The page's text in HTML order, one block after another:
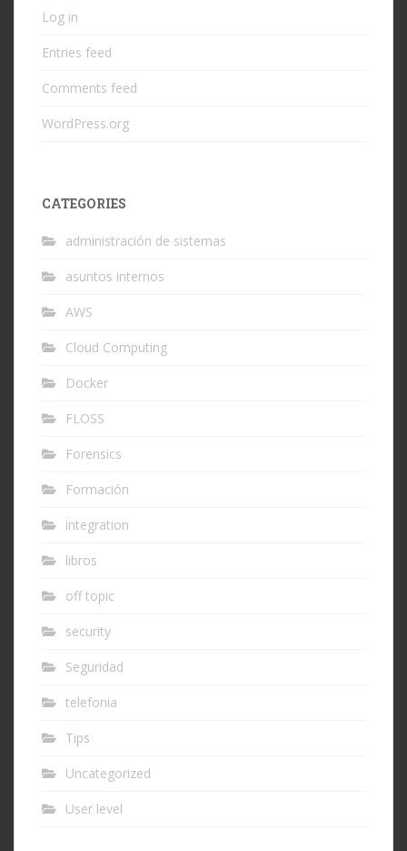
Log in
Entries feed
Comments feed
WordPress.org
CATEGORIES
administración de sistemas
asuntos internos
AWS
Cloud Computing
Docker
FLOSS
Forensics
Formación
integration
libros
off topic
security
Seguridad
telefonia
Tips
Uncategorized
User level